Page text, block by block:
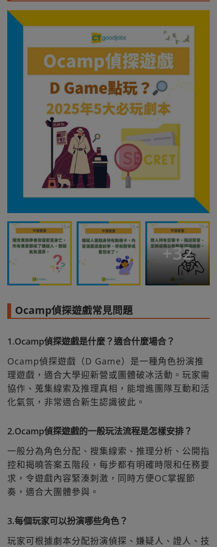
+32
Ocamp偵探遊戲常見問題
1.Ocamp偵探遊戲是什麼？適合什麼場合？
Ocamp偵探遊戲（D Game）是一種角色扮演推
理遊戲，適合大學迎新營或團體破冰活動。玩家需
協作、蒐集線索及推理真相，能增進團隊互動和活
化氣氛，非常適合新生認識彼此。
2.Ocamp偵探遊戲的一般玩法流程是怎樣安排？
一般分為角色分配、搜集線索、推理分析、公開指
控和揭曉答案五階段，每步都有明確時限和任務要
求，令遊戲內容緊湊刺激，同時方便OC掌握節
奏，適合大團體參與。
3.每個玩家可以扮演哪些角色？
玩家可根據劇本分配扮演偵探、嫌疑人、證人、技